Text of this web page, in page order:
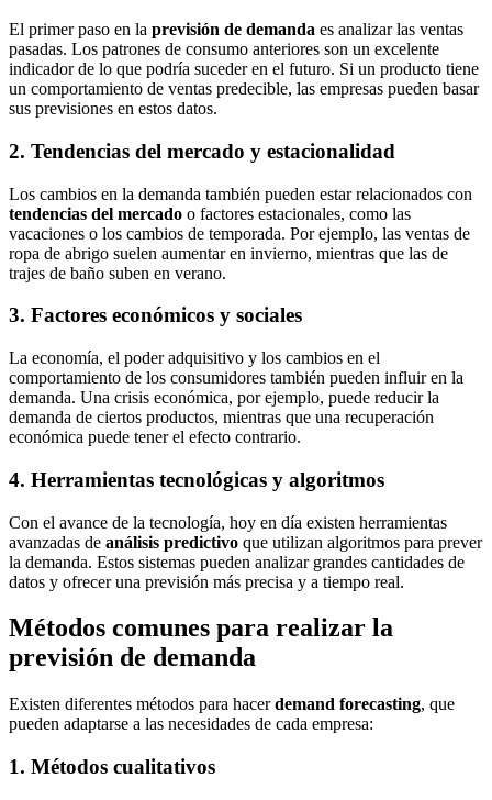
El primer paso en la previsión de demanda es analizar las ventas
pasadas. Los patrones de consumo anteriores son un excelente
indicador de lo que podría suceder en el futuro. Si un producto tiene
un comportamiento de ventas predecible, las empresas pueden basar
sus previsiones en estos datos.
2. Tendencias del mercado y estacionalidad
Los cambios en la demanda también pueden estar relacionados con
tendencias del mercado o factores estacionales, como las
vacaciones o los cambios de temporada. Por ejemplo, las ventas de
ropa de abrigo suelen aumentar en invierno, mientras que las de
trajes de baño suben en verano.
3. Factores económicos y sociales
La economía, el poder adquisitivo y los cambios en el
comportamiento de los consumidores también pueden influir en la
demanda. Una crisis económica, por ejemplo, puede reducir la
demanda de ciertos productos, mientras que una recuperación
económica puede tener el efecto contrario.
4. Herramientas tecnológicas y algoritmos
Con el avance de la tecnología, hoy en día existen herramientas
avanzadas de análisis predictivo que utilizan algoritmos para prever
la demanda. Estos sistemas pueden analizar grandes cantidades de
datos y ofrecer una previsión más precisa y a tiempo real.
Métodos comunes para realizar la
previsión de demanda
Existen diferentes métodos para hacerdemand forecasting, que
pueden adaptarse a las necesidades de cada empresa:
1. Métodos cualitativos